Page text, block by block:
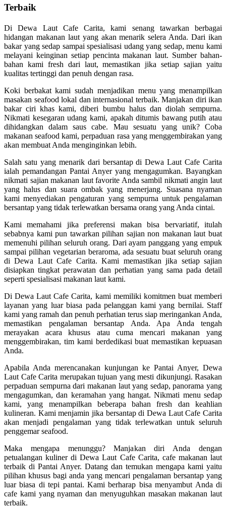
Terbaik
Di Dewa Laut Cafe Carita, kami senang tawarkan berbagai
hidangan makanan laut yang akan menarik selera Anda. Dari ikan
bakar yang sedap sampai spesialisasi udang yang sedap, menu kami
melayani keinginan setiap pencinta makanan laut. Sumber bahan-
bahan kami fresh dari laut, memastikan jika setiap sajian yaitu
kualitas tertinggi dan penuh dengan rasa.
Koki berbakat kami sudah menjadikan menu yang menampilkan
masakan seafood lokal dan internasional terbaik. Manjakan diri ikan
bakar ciri khas kami, diberi bumbu halus dan diolah sempurna.
Nikmati kesegaran udang kami, apakah ditumis bawang putih atau
dihidangkan dalam saus cabe. Mau sesuatu yang unik? Coba
makanan seafood kami, perpaduan rasa yang menggembirakan yang
akan membuat Anda menginginkan lebih.
Salah satu yang menarik dari bersantap di Dewa Laut Cafe Carita
ialah pemandangan Pantai Anyer yang mengagumkan. Bayangkan
nikmati sajian makanan laut favorite Anda sambil nikmati angin laut
yang halus dan suara ombak yang menerjang. Suasana nyaman
kami menyediakan pengaturan yang sempurna untuk pengalaman
bersantap yang tidak terlewatkan bersama orang yang Anda cintai.
Kami memahami jika preferensi makan bisa bervariatif, itulah
sebabnya kami pun tawarkan pilihan sajian non makanan laut buat
memenuhi pilihan seluruh orang. Dari ayam panggang yang empuk
sampai pilihan vegetarian beraroma, ada sesuatu buat seluruh orang
di Dewa Laut Cafe Carita. Kami memastikan jika setiap sajian
disiapkan tingkat perawatan dan perhatian yang sama pada detail
seperti spesialisasi makanan laut kami.
Di Dewa Laut Cafe Carita, kami memiliki komitmen buat memberi
layanan yang luar biasa pada pelanggan kami yang bernilai. Staff
kami yang ramah dan penuh perhatian terus siap meringankan Anda,
memastikan pengalaman bersantap Anda. Apa Anda tengah
merayakan acara khusus atau cuma mencari makanan yang
menggembirakan, tim kami berdedikasi buat memastikan kepuasan
Anda.
Apabila Anda merencanakan kunjungan ke Pantai Anyer, Dewa
Laut Cafe Carita merupakan tujuan yang mesti dikunjungi. Rasakan
perpaduan sempurna dari makanan laut yang sedap, panorama yang
mengagumkan, dan keramahan yang hangat. Nikmati menu sedap
kami, yang menampilkan beberapa bahan fresh dan keahlian
kulineran. Kami menjamin jika bersantap di Dewa Laut Cafe Carita
akan menjadi pengalaman yang tidak terlewatkan untuk seluruh
penggemar seafood.
Maka mengapa menunggu? Manjakan diri Anda dengan
petualangan kuliner di Dewa Laut Cafe Carita, cafe makanan laut
terbaik di Pantai Anyer. Datang dan temukan mengapa kami yaitu
pilihan khusus bagi anda yang mencari pengalaman bersantap yang
luar biasa di tepi pantai. Kami berharap bisa menyambut Anda di
cafe kami yang nyaman dan menyuguhkan masakan makanan laut
terbaik.